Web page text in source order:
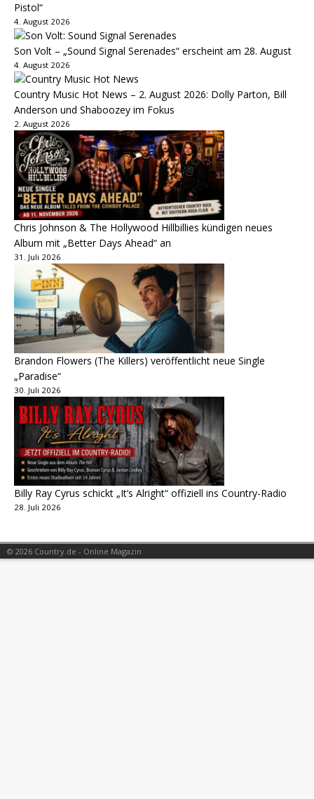
Pistol“
4. August 2026
Son Volt – „Sound Signal Serenades“ erscheint am 28. August
4. August 2026
Country Music Hot News – 2. August 2026: Dolly Parton, Bill
Anderson und Shaboozey im Fokus
2. August 2026
Chris Johnson & The Hollywood Hillbillies kündigen neues
Album mit „Better Days Ahead“ an
31. Juli 2026
Brandon Flowers (The Killers) veröffentlicht neue Single
„Paradise“
30. Juli 2026
Billy Ray Cyrus schickt „It’s Alright“ offiziell ins Country-Radio
28. Juli 2026
© 2026 Country.de - Online Magazin